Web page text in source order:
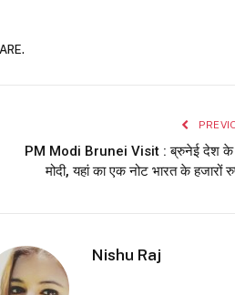
PM Modi Brunei Visit : ब्रुनेई देश के
मोदी, यहां का एक नोट भारत के हजारों
Nishu Raj